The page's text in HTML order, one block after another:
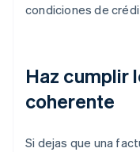
condiciones de
Haz cumplir
coherente
Si dejas que una